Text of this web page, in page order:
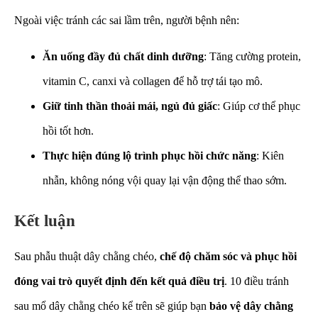
Ngoài việc tránh các sai lầm trên, người bệnh nên:
Ăn uống đầy đủ chất dinh dưỡng: Tăng cường protein,
vitamin C, canxi và collagen để hỗ trợ tái tạo mô.
Giữ tinh thần thoải mái, ngủ đủ giấc: Giúp cơ thể phục
hồi tốt hơn.
Thực hiện đúng lộ trình phục hồi chức năng: Kiên
nhẫn, không nóng vội quay lại vận động thể thao sớm.
Kết luận
Sau phẫu thuật dây chằng chéo, chế độ chăm sóc và phục hồi
đóng vai trò quyết định đến kết quả điều trị. 10 điều tránh
sau mổ dây chằng chéo kể trên sẽ giúp bạn bảo vệ dây chằng